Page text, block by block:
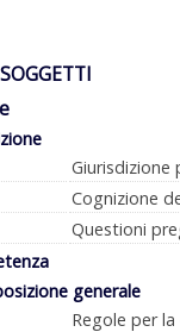
Giurisdizione
Cognizione
Questioni
generale
Regole per